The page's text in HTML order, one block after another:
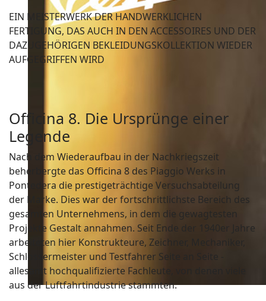
EIN MEISTERWERK DER HANDWERKLICHEN
FERTIGUNG, DAS AUCH IN DEN ACCESSOIRES UND DER
DAZUGEHÖRIGEN BEKLEIDUNGSKOLLEKTION WIEDER
AUFGEGRIFFEN WIRD
Officina 8. Die Ursprünge einer
Legende
Nach dem Wiederaufbau in der Nachkriegszeit
beherbergte das Officina 8 des Piaggio Werks in
Pontedera die prestigeträchtige Versuchsabteilung
der Marke. Dies war der fortschrittlichste Bereich des
gesamten Unternehmens, in dem die gewagtesten
Projekte Gestalt annahmen. Seit Ende der 1940er Jahre
arbeiteten hier Konstrukteure, Zeichner, Mechaniker,
Schlossermeister und Testfahrer Seite an Seite -
allesamt hochqualifizierte Fachleute, von denen viele
aus der Luftfahrtindustrie stammten.